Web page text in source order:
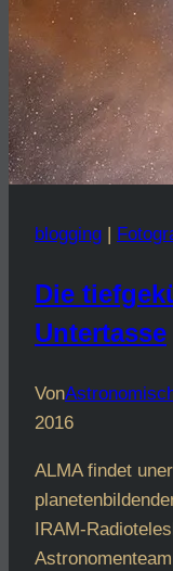
blogging |
Die
Untertasse
Von
2016
ALMA findet
IRAM-